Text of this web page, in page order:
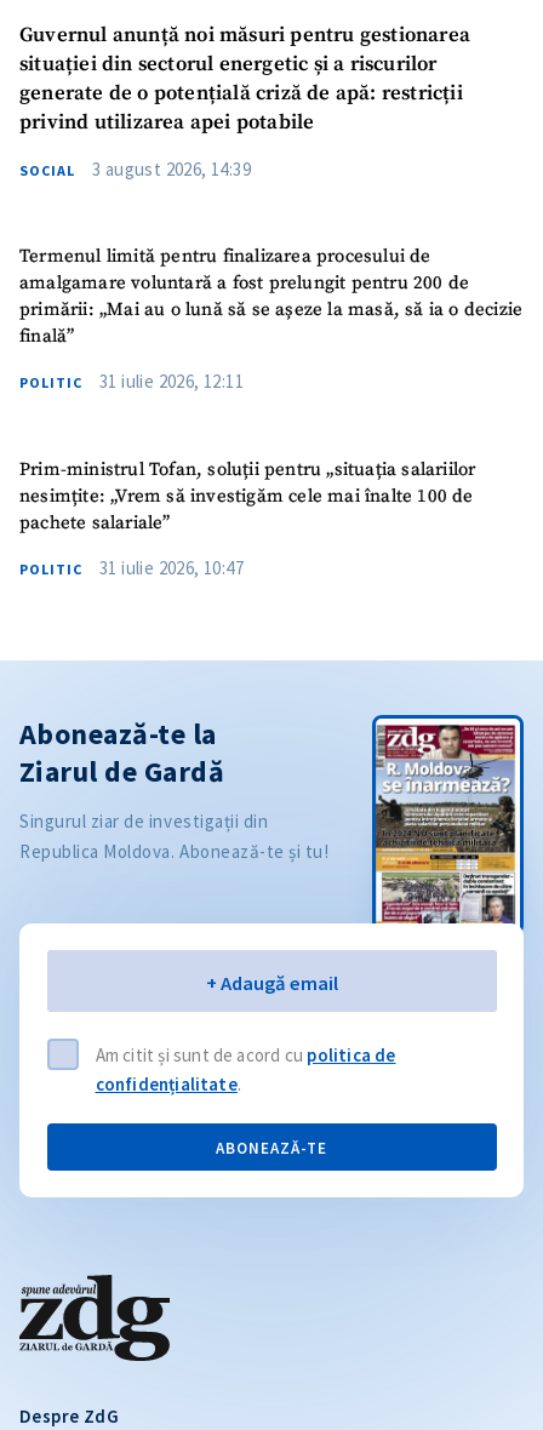
Guvernul anunță noi măsuri pentru gestionarea
situației din sectorul energetic și a riscurilor
generate de o potențială criză de apă: restricții
privind utilizarea apei potabile
SOCIAL 3 august 2026, 14:39
Termenul limită pentru finalizarea procesului de
amalgamare voluntară a fost prelungit pentru 200 de
primării: „Mai au o lună să se așeze la masă, să ia o decizie
finală”
POLITIC 31 iulie 2026, 12:11
Prim-ministrul Tofan, soluții pentru „situația salariilor
nesimțite: „Vrem să investigăm cele mai înalte 100 de
pachete salariale”
POLITIC 31 iulie 2026, 10:47
Despre ZdG
Abonează-te la
Ziarul de Gardă
Singurul ziar de investigații din
Republica Moldova. Abonează-te și tu!
+ Adaugă email
Am citit și sunt de acord cu politica de
confidențialitate.
ABONEAZĂ-TE